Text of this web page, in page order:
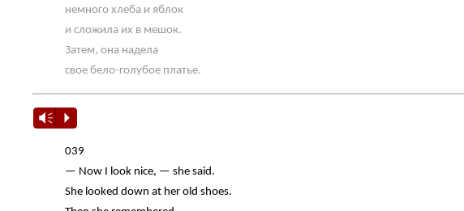
немного хлеба и яблок
и сложила их в мешок.
Затем, она надела
свое бело-голубое платье.
Vm P
039
— Now I look nice, — she said.
She looked down at her old shoes.